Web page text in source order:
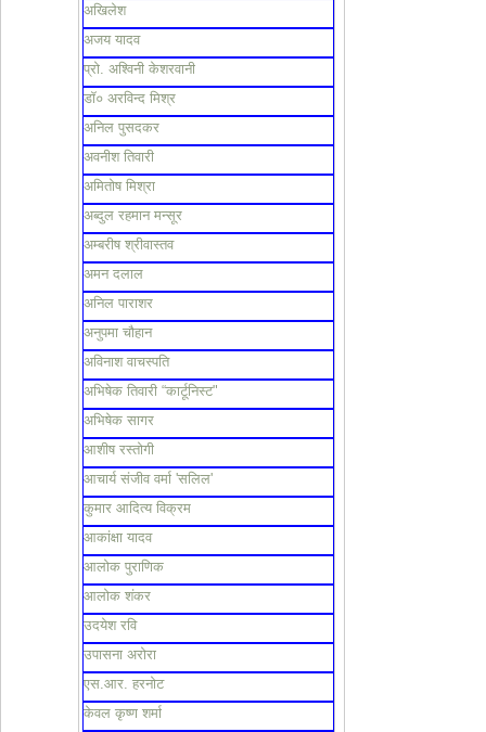
अखिलेश
अजय यादव
प्रो. अश्विनी केशरवानी
डॉ० अरविन्द मिश्र
अनिल पुसदकर
अवनीश तिवारी
अमितोष मिश्रा
अब्दुल रहमान मन्सूर
अम्बरीष श्रीवास्तव
अमन दलाल
अनिल पाराशर
अनुपमा चौहान
अविनाश वाचस्पति
अभिषेक तिवारी “कार्टूनिस्ट"
अभिषेक सागर
आशीष रस्तोगी
आचार्य संजीव वर्मा 'सलिल'
कुमार आदित्य विक्रम
आकांक्षा यादव
आलोक पुराणिक
आलोक शंकर
उदयेश रवि
उपासना अरोरा
एस.आर. हरनोट
केवल कृष्ण शर्मा